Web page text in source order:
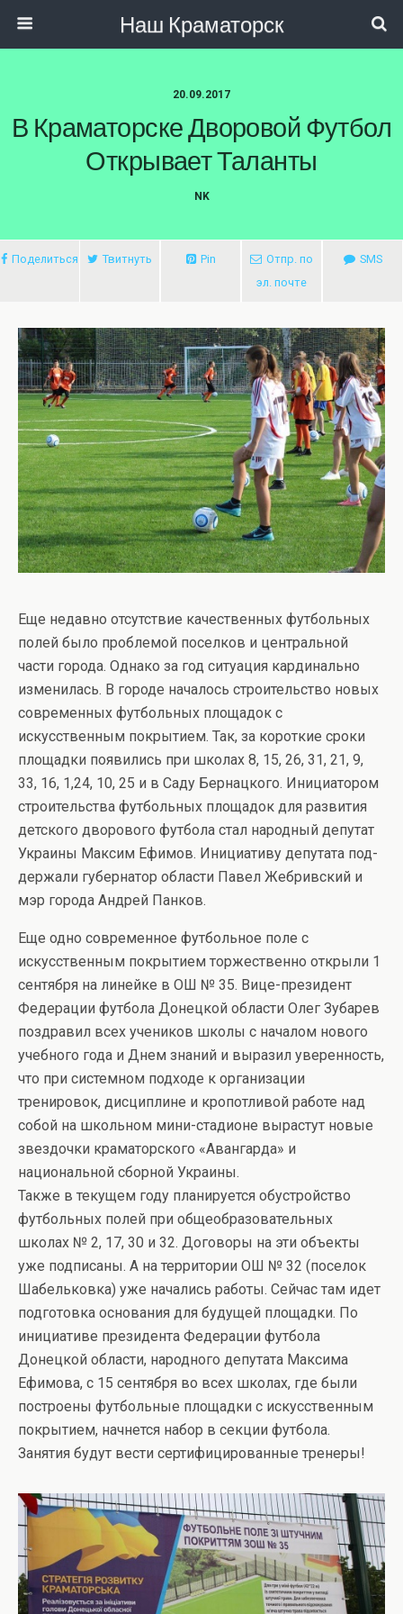
Наш Краматорск
20.09.2017
В Краматорске Дворовой Футбол
Открывает Таланты
NK
Поделиться Твитнуть Pin
Отпр. по
эл. почте
SMS
Еще недавно отсутствие качественных футбольных
полей было проблемой поселков и центральной
части города. Однако за год ситуация кардинально
изменилась. В городе началось строительство новых
современных футбольных площадок с
искусственным покрытием. Так, за короткие сроки
площадки появились при школах 8, 15, 26, 31, 21, 9,
33, 16, 1,24, 10, 25 и в Саду Бернацкого. Инициатором
строительства футбольных площадок для развития
детского дворового футбола стал народный депутат
Украины Максим Ефимов. Инициативу депутата под-
держали губернатор области Павел Жебривский и
мэр города Андрей Панков.
Еще одно современное футбольное поле с
искусственным покрытием торжественно открыли 1
сентября на линейке в ОШ № 35. Вице-президент
Федерации футбола Донецкой области Олег Зубарев
поздравил всех учеников школы с началом нового
учебного года и Днем знаний и выразил уверенность,
что при системном подходе к организации
тренировок, дисциплине и кропотливой работе над
собой на школьном мини-стадионе вырастут новые
звездочки краматорского «Авангарда» и
национальной сборной Украины.
Также в текущем году планируется обустройство
футбольных полей при общеобразовательных
школах № 2, 17, 30 и 32. Договоры на эти объекты
уже подписаны. А на территории ОШ № 32 (поселок
Шабельковка) уже начались работы. Сейчас там идет
подготовка основания для будущей площадки. По
инициативе президента Федерации футбола
Донецкой области, народного депутата Максима
Ефимова, с 15 сентября во всех школах, где были
построены футбольные площадки с искусственным
покрытием, начнется набор в секции футбола.
Занятия будут вести сертифицированные тренеры!